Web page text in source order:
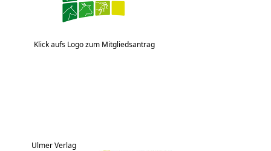
Klick aufs Logo zum Mitgliedsantrag
Ulmer Verlag